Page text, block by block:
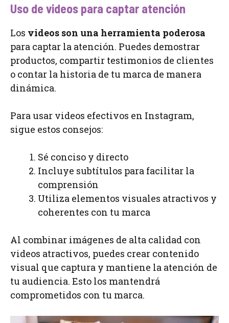
Uso de videos para captar atención
Los videos son una herramienta poderosa
para captar la atención. Puedes demostrar
productos, compartir testimonios de clientes
o contar la historia de tu marca de manera
dinámica.
Para usar videos efectivos en Instagram,
sigue estos consejos:
Sé conciso y directo
Incluye subtítulos para facilitar la
comprensión
Utiliza elementos visuales atractivos y
coherentes con tu marca
Al combinar imágenes de alta calidad con
videos atractivos, puedes crear contenido
visual que captura y mantiene la atención de
tu audiencia. Esto los mantendrá
comprometidos con tu marca.